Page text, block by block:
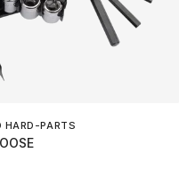
HARD-PARTS